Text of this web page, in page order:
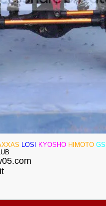
LOSI KYOSHO HIMOTO